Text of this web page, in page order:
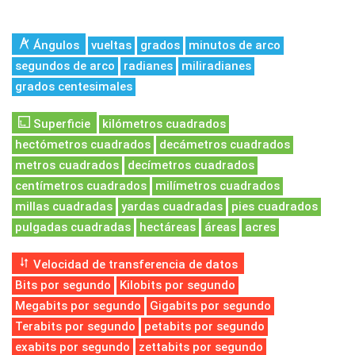
Ángulos vueltas grados
minutos de arco
segundos de arco
radianes
miliradianes
grados centesimales
Superficie
kilómetros cuadrados
hectómetros cuadrados
decámetros cuadrados
metros cuadrados
decímetros cuadrados
centímetros cuadrados
milímetros cuadrados
millas cuadradas
yardas cuadradas
pies cuadrados
pulgadas cuadradas
hectáreas áreas acres
Velocidad de transferencia de datos
Bits por segundo
Kilobits por segundo
Megabits por segundo
Gigabits por segundo
Terabits por segundo
petabits por segundo
exabits por segundo
zettabits por segundo